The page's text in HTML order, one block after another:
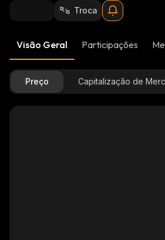
Troca
Visão Geral Participações
Preço Capitalização de